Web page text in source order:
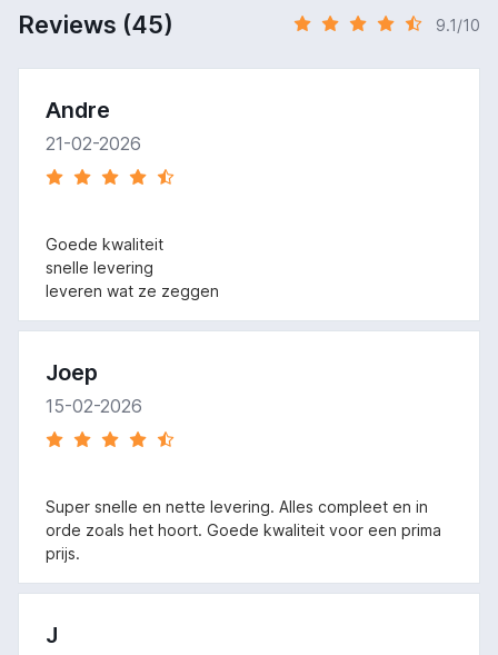
Reviews (45) 9.1/10
Andre
21-02-2026
Goede kwaliteit
snelle levering
leveren wat ze zeggen
Joep
15-02-2026
Super snelle en nette levering. Alles compleet en in
orde zoals het hoort. Goede kwaliteit voor een prima
prijs.
J